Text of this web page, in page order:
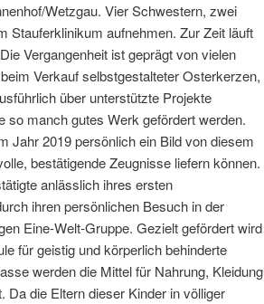
Wetzgau. Vier Schwestern, zwei
Stauferklinikum aufnehmen. Zur Zeit läuft
Vergangenheit ist geprägt von vielen
Verkauf selbstgestalteter Osterkerzen,
über unterstützte Projekte
so manch gutes Werk gefördert werden.
Jahr 2019 persönlich ein Bild von diesem
bestätigende Zeugnisse liefern können.
anlässlich ihres ersten
ihren persönlichen Besuch in der
Eine-Welt-Gruppe. Gezielt gefördert wird
für geistig und körperlich behinderte
werden die Mittel für Nahrung, Kleidung
Da die Eltern dieser Kinder in völliger